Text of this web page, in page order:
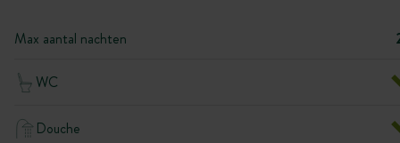
Max aantal nachten
WC
Douche